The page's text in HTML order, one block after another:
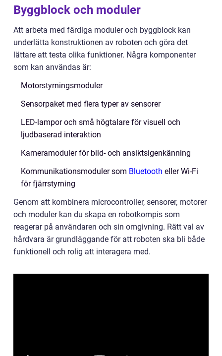
Byggblock och moduler
Att arbeta med färdiga moduler och byggblock kan
underlätta konstruktionen av roboten och göra det
lättare att testa olika funktioner. Några komponenter
som kan användas är:
Motorstyrningsmoduler
Sensorpaket med flera typer av sensorer
LED-lampor och små högtalare för visuell och
ljudbaserad interaktion
Kameramoduler för bild- och ansiktsigenkänning
Kommunikationsmoduler som Bluetooth eller Wi-Fi
för fjärrstyrning
Genom att kombinera microcontroller, sensorer, motorer
och moduler kan du skapa en robotkompis som
reagerar på användaren och sin omgivning. Rätt val av
hårdvara är grundläggande för att roboten ska bli både
funktionell och rolig att interagera med.